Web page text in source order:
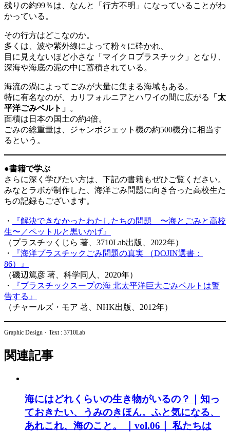
残りの約99％は、なんと「行方不明」になっていることがわ
かっている。
その行方はどこなのか。
多くは、波や紫外線によって粉々に砕かれ、
目に見えないほど小さな「マイクロプラスチック」となり、
深海や海底の泥の中に蓄積されている。
海流の渦によってごみが大量に集まる海域もある。
特に有名なのが、カリフォルニアとハワイの間に広がる
「太
平洋ごみベルト」 。
面積は日本の国土の約4倍。
ごみの総重量は、ジャンボジェット機の約500機分に相当す
るという。
●書籍で学ぶ
さらに深く学びたい方は、下記の書籍もぜひご覧ください。
みなとラボが制作した、海洋ごみ問題に向き合った高校生た
ちの記録もございます。
・
『解決できなかったわたしたちの問題 〜海とごみと高校
生〜／ペットルと黒いかげ』
（プラスチッくじら 著、3710Lab出版、2022年）
・
『海洋プラスチックごみ問題の真実 （DOJIN選書：
86）』
（磯辺篤彦 著、科学同人、2020年）
・
『プラスチックスープの海 北太平洋巨大ごみベルトは警
告する』
（チャールズ・モア 著、NHK出版、2012年）
Graphic Design・Text : 3710Lab
関連記事
海にはどれくらいの生き物がいるの？｜知っ
ておきたい、うみのきほん。ふと気になる、
あれこれ、海のこと。 ｜vol.06｜ 私たちは